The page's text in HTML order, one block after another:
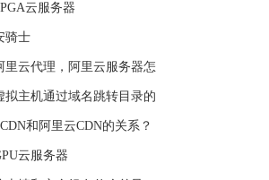
云服务器
骑士
里云代理，阿里云服务器怎
拟主机通过域名跳转目录的
和阿里云CDN的关系？
云服务器